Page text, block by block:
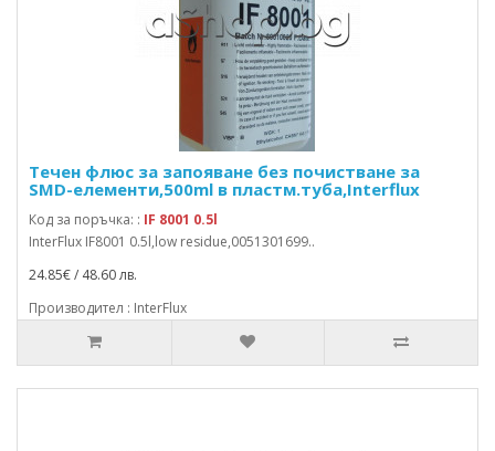
Течен флюс за запояване без почистване за
SMD-елементи,500ml в пластм.туба,Interflux
Код за поръчка: : IF 8001 0.5l
InterFlux IF8001 0.5l,low residue,0051301699..
24.85€ / 48.60 лв.
Производител : InterFlux